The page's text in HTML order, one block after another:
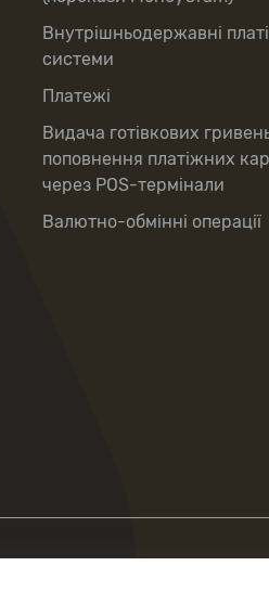
Внутрішньодержавні
системи
Платежі
Видача готівкових
поповнення платіжних
через POS-термінали
Валютно-обмінні операції